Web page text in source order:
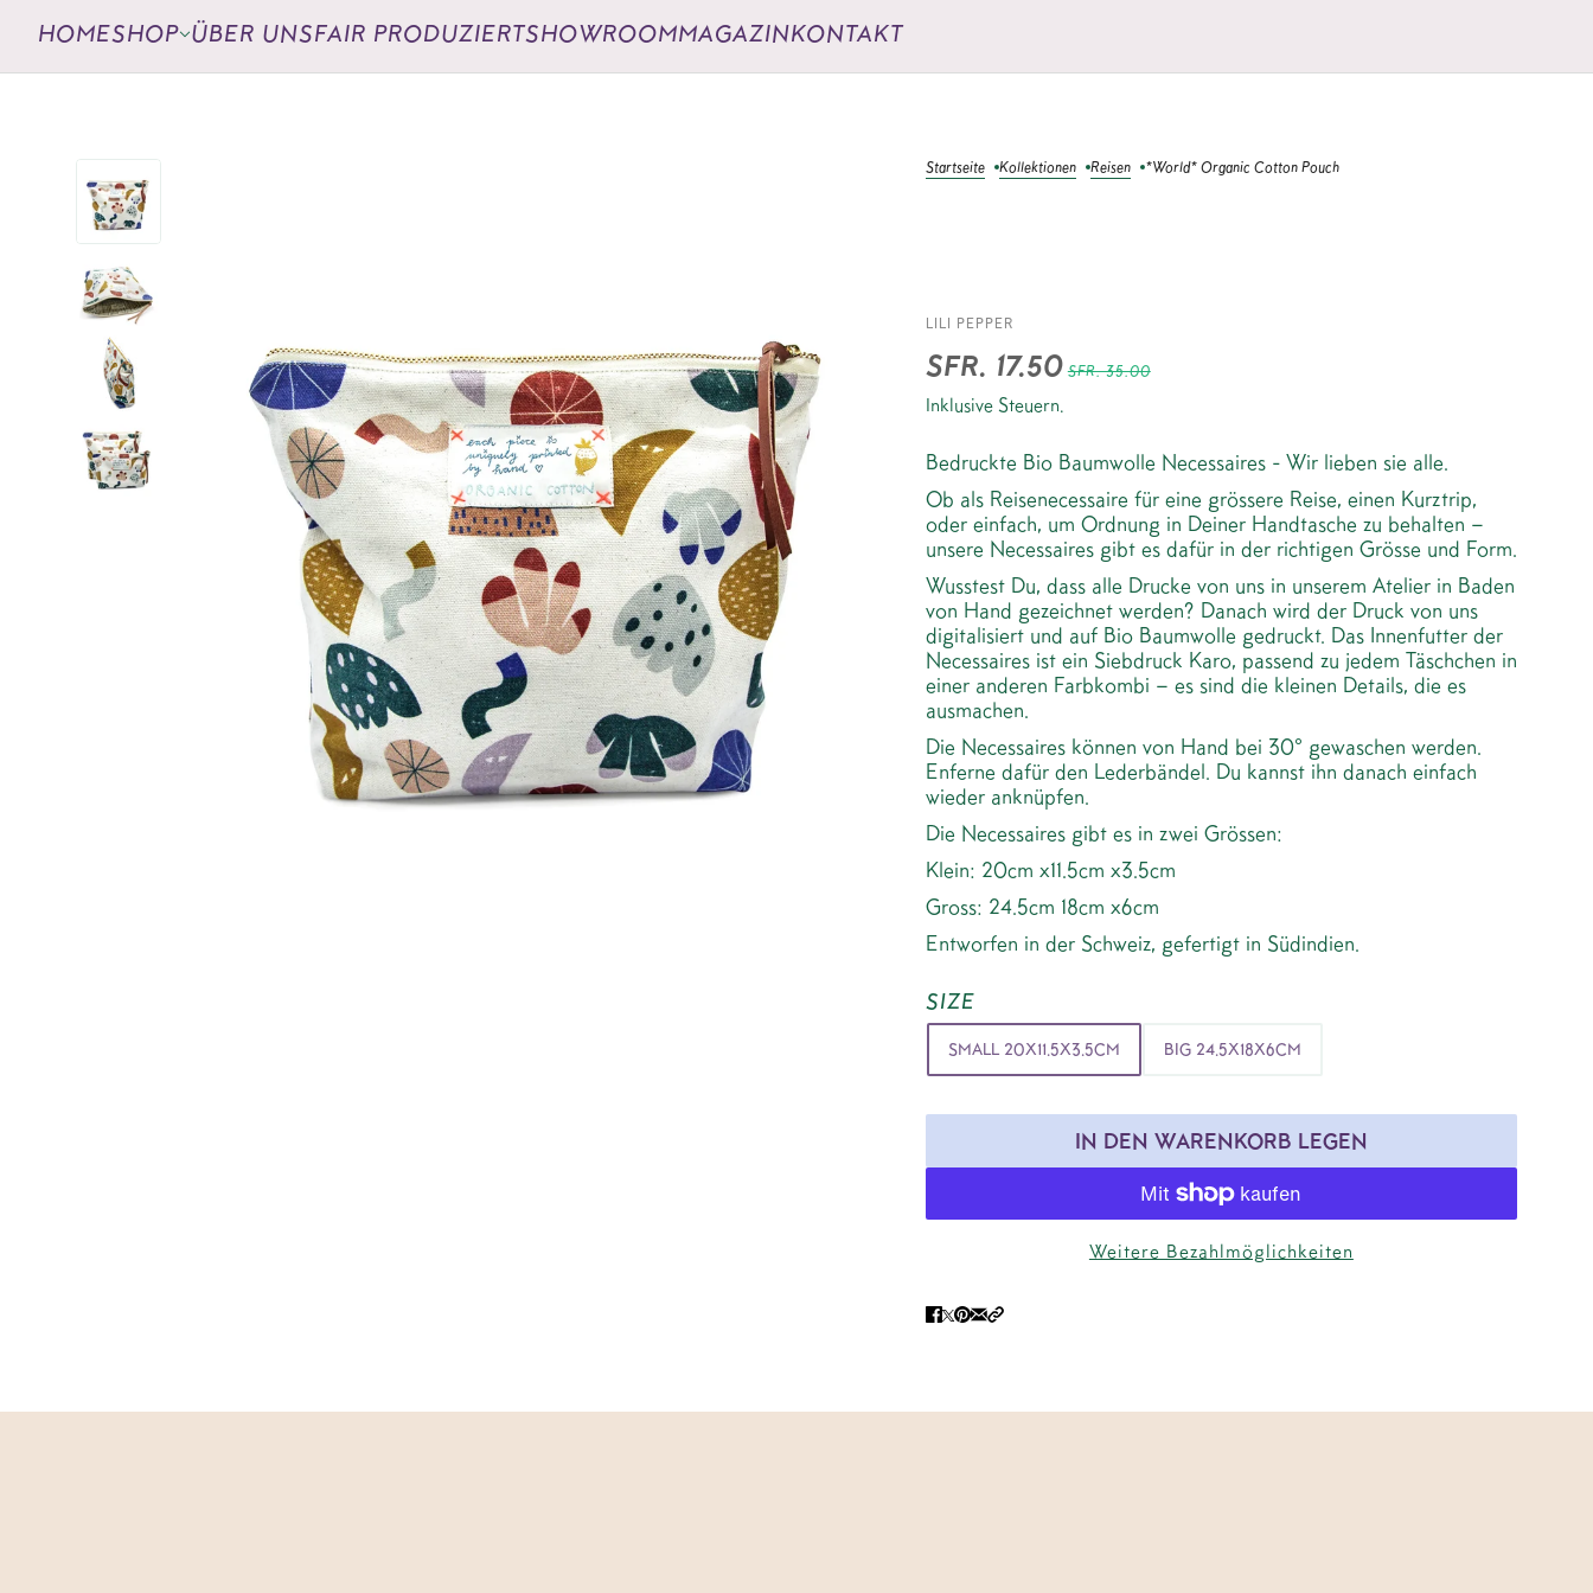
HOMESHOP ÜBER UNSFAIR PRODUZIERTSHOWROOMMAGAZINKONTAKT
Startseite Kollektionen Reisen *World* Organic Cotton Pouch
*WORLD* ORGANIC
COTTON POUCH
LILI PEPPER
SFR. 17.50 SFR. 35.00
Inklusive Steuern.
Bedruckte Bio Baumwolle Necessaires - Wir lieben sie alle.
Ob als Reisenecessaire für eine grössere Reise, einen Kurztrip,
oder einfach, um Ordnung in Deiner Handtasche zu behalten –
unsere Necessaires gibt es dafür in der richtigen Grösse und Form.
Wusstest Du, dass alle Drucke von uns in unserem Atelier in Baden
von Hand gezeichnet werden? Danach wird der Druck von uns
digitalisiert und auf Bio Baumwolle gedruckt. Das Innenfutter der
Necessaires ist ein Siebdruck Karo, passend zu jedem Täschchen in
einer anderen Farbkombi – es sind die kleinen Details, die es
ausmachen.
Die Necessaires können von Hand bei 30° gewaschen werden.
Enferne dafür den Lederbändel. Du kannst ihn danach einfach
wieder anknüpfen.
Die Necessaires gibt es in zwei Grössen:
Klein: 20cm x11.5cm x3.5cm
Gross: 24.5cm 18cm x6cm
Entworfen in der Schweiz, gefertigt in Südindien.
SIZE
SMALL 20X11.5X3.5CM BIG 24.5X18X6CM
IN DEN WARENKORB LEGEN
Weitere Bezahlmöglichkeiten